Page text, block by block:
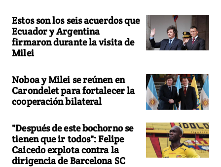
Estos son los seis acuerdos que
Ecuador y Argentina
firmaron durante la visita de
Milei
Noboa y Milei se reúnen en
Carondelet para fortalecer la
cooperación bilateral
"Después de este bochorno se
tienen que ir todos": Felipe
Caicedo explota contra la
dirigencia de Barcelona SC